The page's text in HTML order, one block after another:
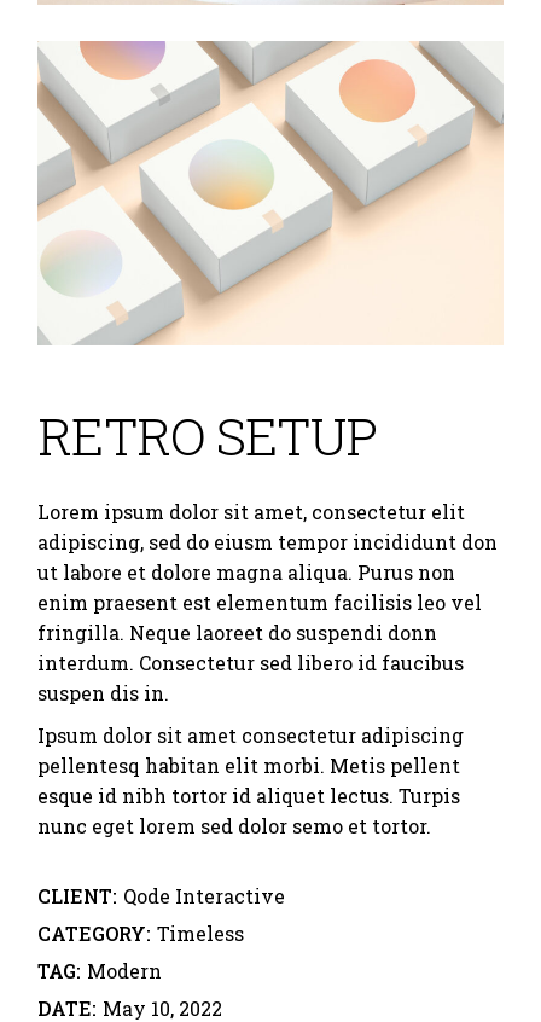
RETRO SETUP
Lorem ipsum dolor sit amet, consectetur elit
adipiscing, sed do eiusm tempor incididunt don
ut labore et dolore magna aliqua. Purus non
enim praesent est elementum facilisis leo vel
fringilla. Neque laoreet do suspendi donn
interdum. Consectetur sed libero id faucibus
suspen dis in.
Ipsum dolor sit amet consectetur adipiscing
pellentesq habitan elit morbi. Metis pellent
esque id nibh tortor id aliquet lectus. Turpis
nunc eget lorem sed dolor semo et tortor.
CLIENT: Qode Interactive
CATEGORY: Timeless
TAG: Modern
DATE: May 10, 2022